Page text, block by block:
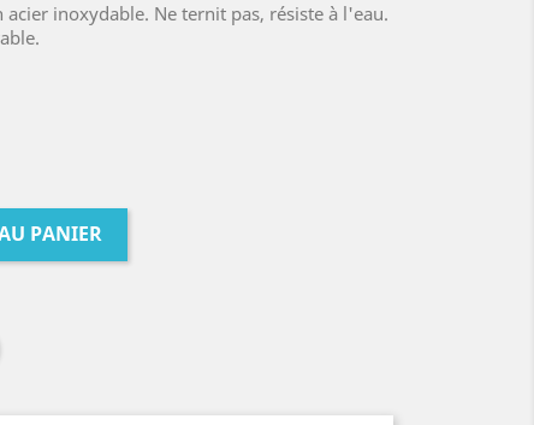
inoxydable. Ne ternit pas, résiste à l'eau.
PANIER